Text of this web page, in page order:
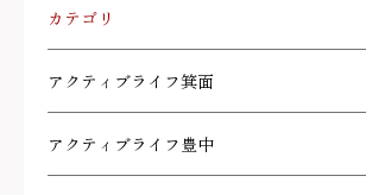
カテゴリ
アクティブライフ箕面
アクティブライフ豊中